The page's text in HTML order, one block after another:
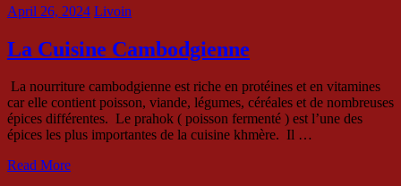
April 26, 2024 Livoin
La Cuisine Cambodgienne
La nourriture cambodgienne est riche en protéines et en vitamines
car elle contient poisson, viande, légumes, céréales et de nombreuses
épices différentes. Le prahok ( poisson fermenté ) est l’une des
épices les plus importantes de la cuisine khmère. Il …
Read More